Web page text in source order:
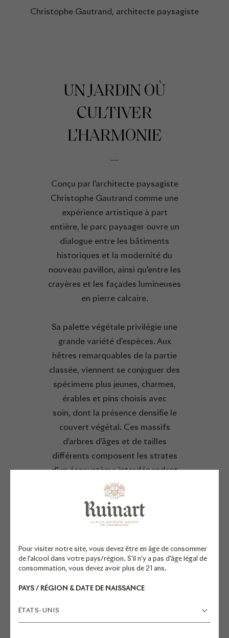
Pour visiter notre site, vous devez être en âge de consommer
de l'alcool dans votre pays/région. S'il n'y a pas d'âge légal de
consommation, vous devez avoir plus de 21 ans.
PAYS / RÉGION & DATE DE NAISSANCE
ÉTATS-UNIS
Christophe Gautrand, architecte paysagiste
UN JARDIN OÙ
CULTIVER
L'HARMONIE
Conçu par l'architecte paysagiste
Christophe Gautrand comme une
expérience artistique à part
entière, le parc paysager ouvre un
dialogue entre les bâtiments
historiques et la modernité du
nouveau pavillon, ainsi qu'entre les
crayères et les façades lumineuses
en pierre calcaire.
Sa palette végétale privilégie une
grande variété d’espèces. Aux
hêtres remarquables de la partie
classée, viennent se conjuguer des
spécimens plus jeunes, charmes,
érables et pins choisis avec
soin, dont la présence densifie le
couvert végétal. Ces massifs
d’arbres d’âges et de tailles
différents composent les strates
d’un écosystème interdépendant
capable d’évoluer librement et de
s’adapter, en grandissant, au
changement climatique.
projets en France à bénéficier du
label BiodiverCity® Life qui note et
affiche la performance des projets
biodiversité, reconnaissance de sa